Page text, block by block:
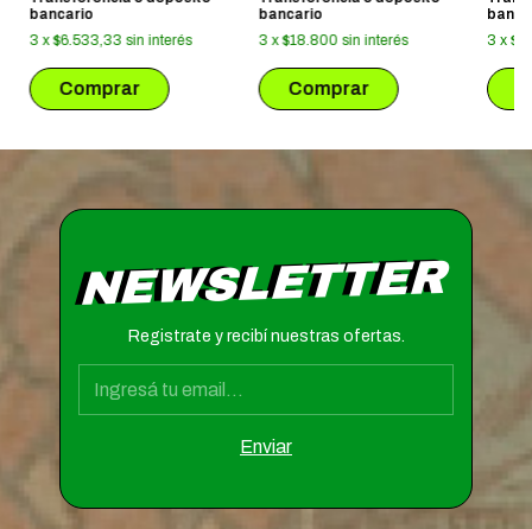
bancario
3 x$6.533,33 sin interés
bancario
3 x$18.800 sin interés
3 x
NEWSLETTER
Registrate y recibí nuestras ofertas.